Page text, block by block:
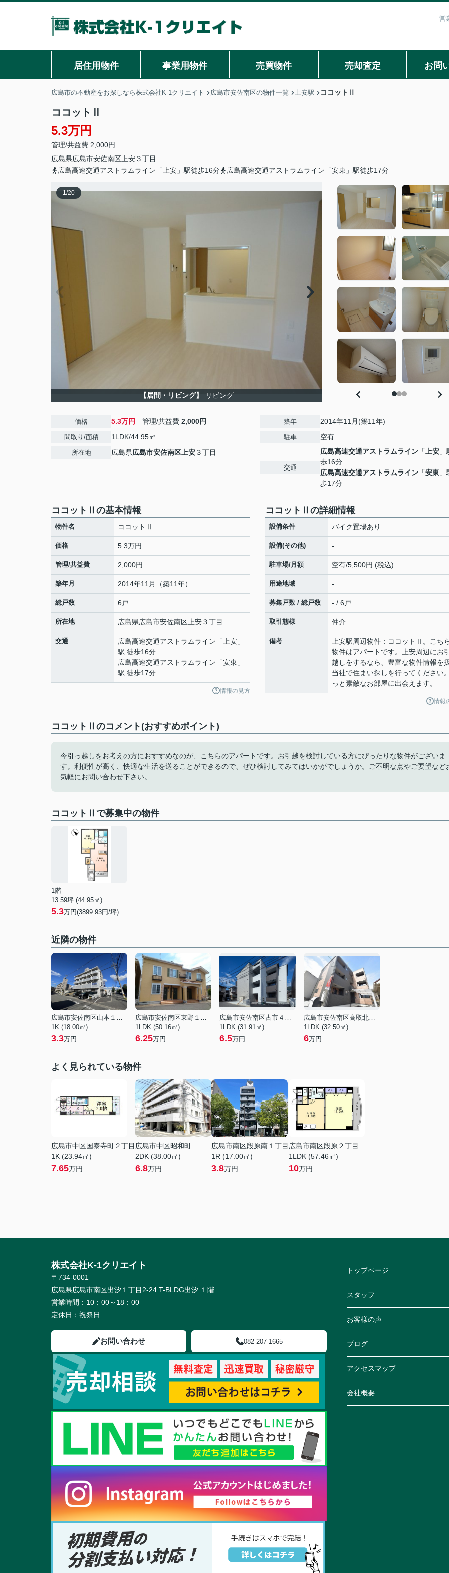
営
居住用物件 事業用物件 売買物件 売却査定 お問
広島市の不動産をお探しなら株式会社K-1クリエイト 広島市安佐南区の物件一覧 上安駅 ココットⅡ
ココットⅡ
5.3万円
管理/共益費 2,000円
広島県広島市安佐南区 上安３丁目
広島高速交通アストラムライン「上安」駅徒歩16分
広島高速交通アストラムライン「安東」駅徒歩17分
1/20
【居間・リビング】 リビング
価格 5.3万円 管理/共益費 2,000円
間取り/面積 1LDK/44.95㎡
所在地 広島県広島市安佐南区 上安３丁目
築年 2014年11月(築11年)
駐車 空有
交通
広島高速交通アストラムライン 「 上安
歩16分
広島高速交通アストラムライン 「安東
歩17分
ココットⅡの基本情報
物件名 ココットⅡ
価格 5.3万円
管理/共益費 2,000円
築年月 2014年11月（築11年）
総戸数 6戸
所在地 広島県広島市安佐南区 上安３丁目
交通 広島高速交通アストラムライン 「 上安 」
駅 徒歩16分
広島高速交通アストラムライン 「安東 」
駅 徒歩17分
情報の見方
ココットⅡの詳細情報
設備条件 バイク置場あり
設備(その他) -
駐車場/月額 空有/5,500円 (税込)
用途地域 -
募集戸数 / 総戸数 - / 6戸
取引態様 仲介
備考
上安駅周辺物件：ココットⅡ。こち
物件はアパートです。上安周辺にお
越しをするなら、豊富な物件情報を
当社で住まい探しを行ってください
っと素敵なお部屋に出会えます。
情報
ココットⅡのコメント(おすすめポイント)
今引っ越しをお考えの方におすすめなのが、こちらのアパートです。お引越を検討している方にぴったりな物件がございま
す。利便性が高く、快適な生活を送ることができるので、ぜひ検討してみてはいかがでしょうか。ご不明な点やご要望など
気軽にお問い合わせ下さい。
ココットⅡで募集中の物件
1階
13.59坪 (44.95㎡)
5.3万円(3899.93円/坪)
近隣の物件
広島市安佐南区山本１丁目
1K (18.00㎡)
3.3万円
広島市安佐南区東野１丁目
1LDK (50.16㎡)
6.25万円
広島市安佐南区古市４丁目
1LDK (31.91㎡)
6.5万円
広島市安佐南区高取北３丁目
1LDK (32.50㎡)
6万円
よく見られている物件
広島市中区国泰寺町２丁目
1K (23.94㎡)
7.65万円
広島市中区昭和町
2DK (38.00㎡)
6.8万円
広島市南区段原南１丁目
1R (17.00㎡)
3.8万円
広島市南区段原２丁目
1LDK (57.46㎡)
10万円
株式会社K-1クリエイト
〒734-0001
広島県広島市南区出汐１丁目2-24 T-BLDG出汐 １階
営業時間： 10：00～18：00
定休日： 祝祭日
お問い合わせ 082-207-1665
トップページ
スタッフ
お客様の声
ブログ
アクセスマップ
会社概要